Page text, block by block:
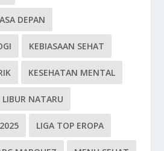
DEPAN
KEBIASAAN SEHAT
KESEHATAN MENTAL
LIBUR NATARU
LIGA TOP EROPA